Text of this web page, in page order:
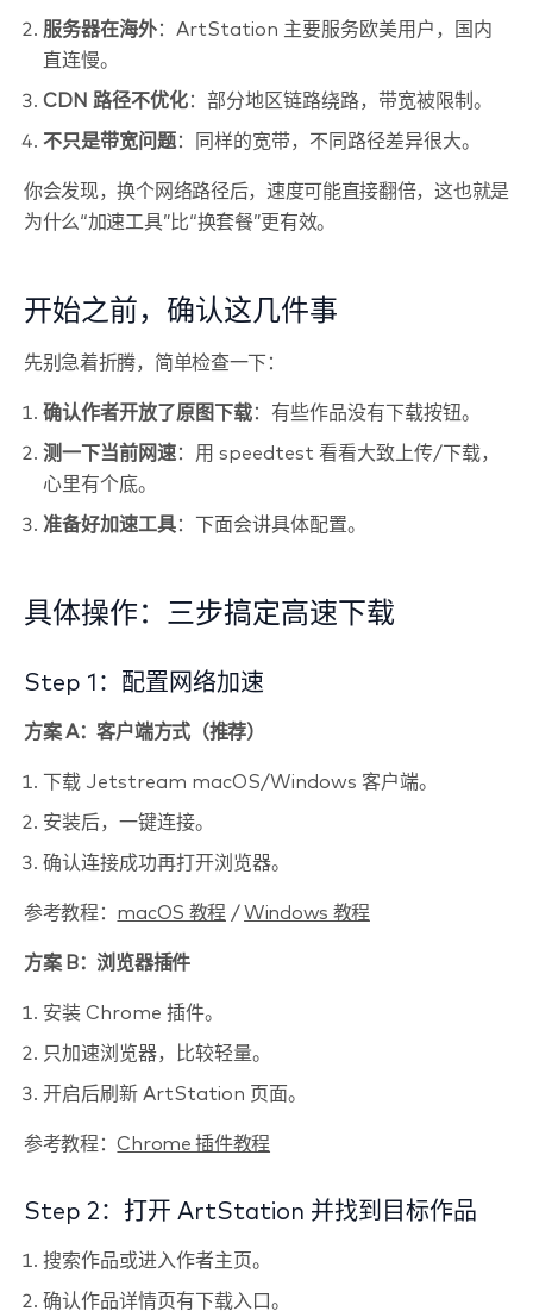
服务器在海外：ArtStation 主要服务欧美用户，国内
直连慢。
CDN 路径不优化：部分地区链路绕路，带宽被限制。
不只是带宽问题：同样的宽带，不同路径差异很大。
你会发现，换个网络路径后，速度可能直接翻倍，这也就是
为什么“加速工具”比“换套餐”更有效。
开始之前，确认这几件事
先别急着折腾，简单检查一下：
确认作者开放了原图下载：有些作品没有下载按钮。
测一下当前网速：用 speedtest 看看大致上传/下载，
心里有个底。
准备好加速工具：下面会讲具体配置。
具体操作：三步搞定高速下载
Step 1：配置网络加速
方案 A：客户端方式（推荐）
下载 Jetstream macOS/Windows 客户端。
安装后，一键连接。
确认连接成功再打开浏览器。
参考教程： macOS 教程 / Windows 教程
方案 B：浏览器插件
安装 Chrome 插件。
只加速浏览器，比较轻量。
开启后刷新 ArtStation 页面。
参考教程：Chrome 插件教程
Step 2：打开 ArtStation 并找到目标作品
搜索作品或进入作者主页。
确认作品详情页有下载入口。